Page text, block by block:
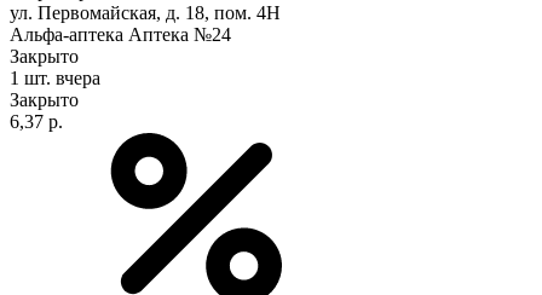
ул. Первомайская, д. 18, пом. 4Н
Альфа-аптека Аптека №24
Закрыто
1 шт. вчера
Закрыто
6,37 р.